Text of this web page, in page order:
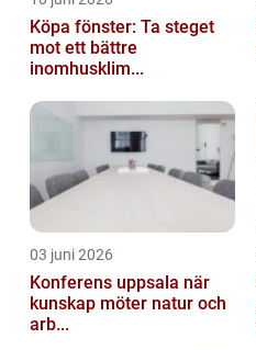
Köpa fönster: Ta steget
mot ett bättre
inomhusklim...
03 juni 2026
Konferens uppsala när
kunskap möter natur och
arb...